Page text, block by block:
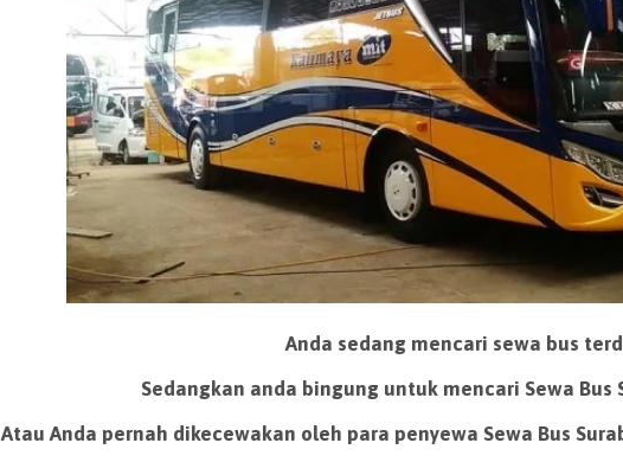
Anda sedang mencari sewa bus
Sedangkan anda bingung untuk mencari Sewa Bus
Atau Anda pernah dikecewakan oleh para penyewa Sewa Bus